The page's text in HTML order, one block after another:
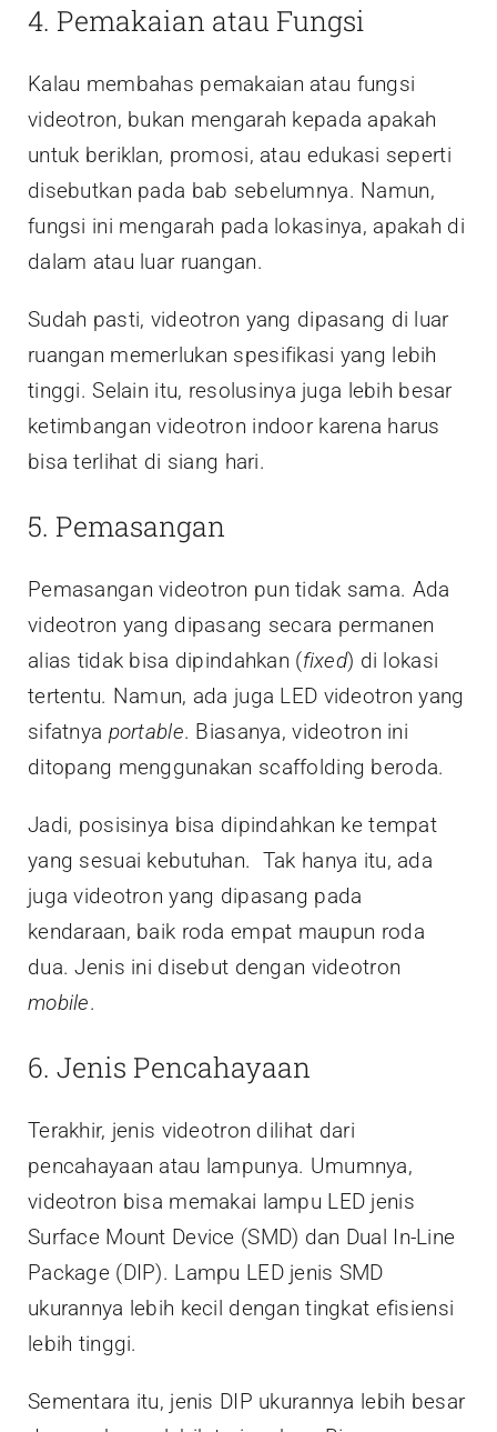
4. Pemakaian atau Fungsi
Kalau membahas pemakaian atau fungsi
videotron, bukan mengarah kepada apakah
untuk beriklan, promosi, atau edukasi seperti
disebutkan pada bab sebelumnya. Namun,
fungsi ini mengarah pada lokasinya, apakah di
dalam atau luar ruangan.
Sudah pasti, videotron yang dipasang di luar
ruangan memerlukan spesifikasi yang lebih
tinggi. Selain itu, resolusinya juga lebih besar
ketimbangan videotron indoor karena harus
bisa terlihat di siang hari.
5. Pemasangan
Pemasangan videotron pun tidak sama. Ada
videotron yang dipasang secara permanen
alias tidak bisa dipindahkan (fixed) di lokasi
tertentu. Namun, ada juga LED videotron yang
sifatnya portable. Biasanya, videotron ini
ditopang menggunakan scaffolding beroda.
Jadi, posisinya bisa dipindahkan ke tempat
yang sesuai kebutuhan. Tak hanya itu, ada
juga videotron yang dipasang pada
kendaraan, baik roda empat maupun roda
dua. Jenis ini disebut dengan videotron
mobile.
6. Jenis Pencahayaan
Terakhir, jenis videotron dilihat dari
pencahayaan atau lampunya. Umumnya,
videotron bisa memakai lampu LED jenis
Surface Mount Device (SMD) dan Dual In-Line
Package (DIP). Lampu LED jenis SMD
ukurannya lebih kecil dengan tingkat efisiensi
lebih tinggi.
Sementara itu, jenis DIP ukurannya lebih besar